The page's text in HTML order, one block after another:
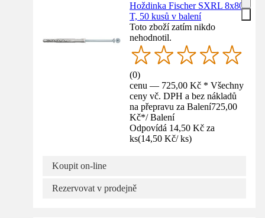
Hoždinka Fischer SXRL 8x80
T, 50 kusů v balení
Toto zboží zatím nikdo
nehodnotil.
(0)
cenu — 725,00 Kč * Všechny
ceny vč. DPH a bez nákladů
na přepravu za Balení725,00
Kč*/ Balení
Odpovídá 14,50 Kč za
ks(14,50 Kč/ ks)
Koupit on-line
Rezervovat v prodejně